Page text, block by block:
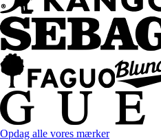
Opdag alle vores mærker